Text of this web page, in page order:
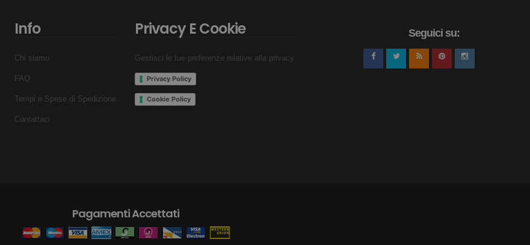
Info
Chi siamo
FAQ
Tempi e Spese di Spedizione
Contattaci
Privacy E Cookie
Gestisci le tue preferenze relative alla privacy
Privacy Policy
Cookie Policy
Seguici su:
Pagamenti Accettati